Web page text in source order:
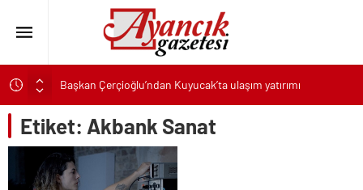
Başkan Çerçioğlu’ndan Kuyucak’ta ulaşım yatırımı
Canik’te Tüm Çocuklar Hediyelerine Kavuşuyor
Karşıyaka’nın patileri, yeni yuvalarına kavuşmayı bekliyor
Karabağlar Belediyesi Zabıtasında aday memurlar asil devlet
memuru oldu
Etiket: Akbank Sanat